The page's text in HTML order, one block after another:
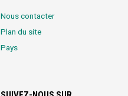
Nous contacter
Plan du site
Pays